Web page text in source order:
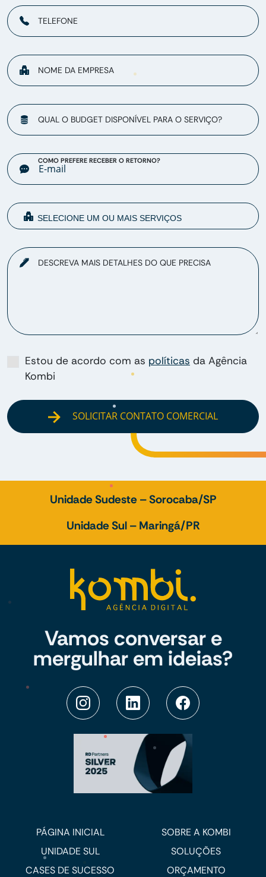
TELEFONE
NOME DA EMPRESA
QUAL O BUDGET DISPONÍVEL PARA O SERVIÇO?
COMO PREFERE RECEBER O RETORNO?
DESCREVA MAIS DETALHES DO QUE PRECISA
Estou de acordo com as políticas da Agência
Kombi
SOLICITAR CONTATO COMERCIAL
Unidade Sudeste – Sorocaba/SP
Unidade Sul – Maringá/PR
Vamos conversar e
mergulhar em ideias?
PÁGINA INICIAL
SOBRE A KOMBI
UNIDADE SUL
SOLUÇÕES
CASES DE SUCESSO
ORÇAMENTO